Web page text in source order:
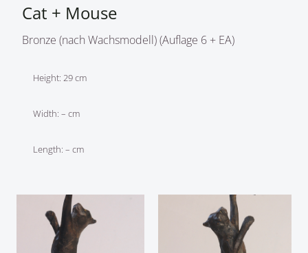
Cat + Mouse
Bronze (nach Wachsmodell) (Auflage 6 + EA)
Height: 29 cm
Width: – cm
Length: – cm